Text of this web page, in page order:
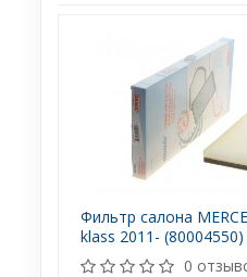
Фильтр салона
klass 2011-
0